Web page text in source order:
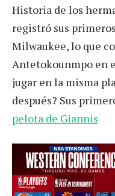
Historia de los
registró sus
Milwaukee, lo que
Antetokounmpo en
jugar en la misma
después? Sus
pelota de Giannis